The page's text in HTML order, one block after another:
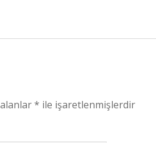
* ile işaretlenmişlerdir